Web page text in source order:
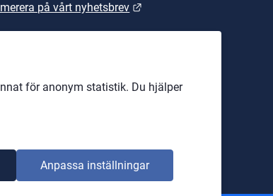
för anonym statistik. Du hjälper
Anpassa inställningar
på vårt nyhetsbrev